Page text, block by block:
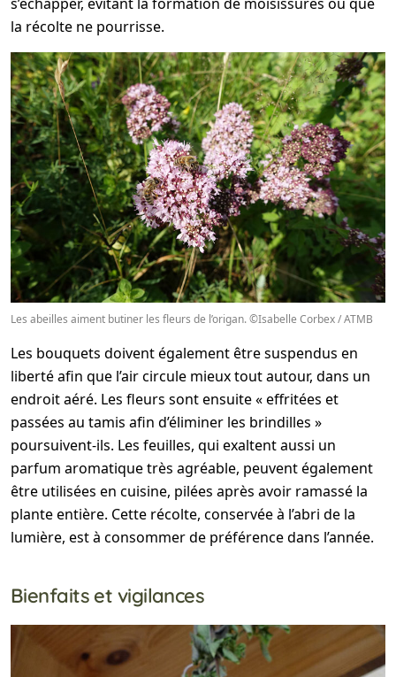
la récolte ne pourrisse.
Les abeilles aiment butiner les fleurs de l’origan. ©Isabelle Corbex / ATMB
Les bouquets doivent également être suspendus en
liberté afin que l’air circule mieux tout autour, dans un
endroit aéré. Les fleurs sont ensuite « effritées et
passées au tamis afin d’éliminer les brindilles »
poursuivent-ils. Les feuilles, qui exaltent aussi un
parfum aromatique très agréable, peuvent également
être utilisées en cuisine, pilées après avoir ramassé la
plante entière. Cette récolte, conservée à l’abri de la
lumière, est à consommer de préférence dans l’année.
Bienfaits et vigilances